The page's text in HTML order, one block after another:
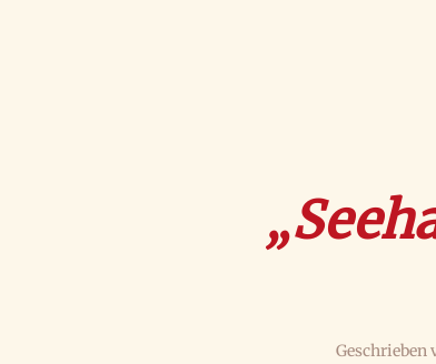
Geschrieben